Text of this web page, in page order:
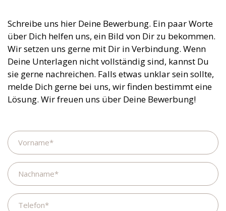
Schreibe uns hier Deine Bewerbung. Ein paar Worte
über Dich helfen uns, ein Bild von Dir zu bekommen.
Wir setzen uns gerne mit Dir in Verbindung. Wenn
Deine Unterlagen nicht vollständig sind, kannst Du
sie gerne nachreichen. Falls etwas unklar sein sollte,
melde Dich gerne bei uns, wir finden bestimmt eine
Lösung. Wir freuen uns über Deine Bewerbung!
Name
Nachname
Telefon